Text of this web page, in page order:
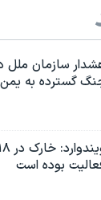
سازمان ملل
گسترده به یمن
بوده است